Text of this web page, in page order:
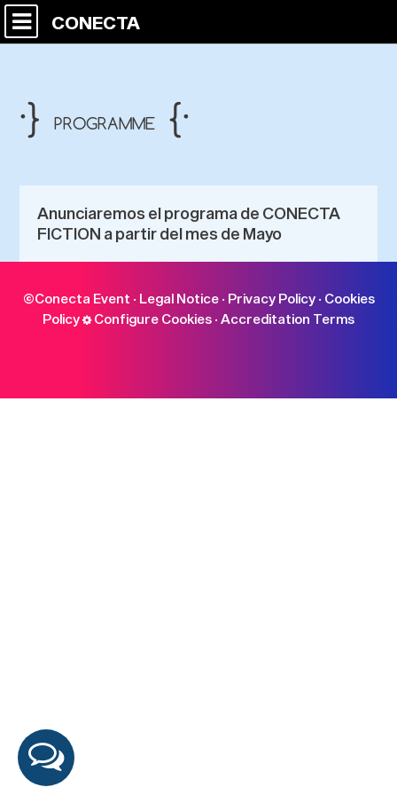
CONECTA
·} PROGRAMME {·
Anunciaremos el programa de CONECTA
FICTION a partir del mes de Mayo
©Conecta Event · Legal Notice· Privacy Policy· Cookies
Policy
Configure Cookies · Accreditation Terms